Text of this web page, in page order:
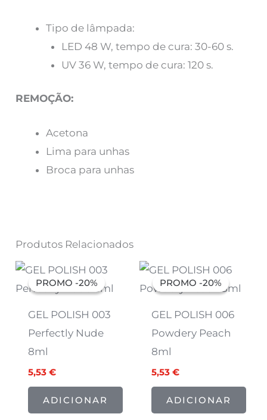
Tipo de lâmpada:
LED 48 W, tempo de cura: 30-60 s.
UV 36 W, tempo de cura: 120 s.
REMOÇÃO:
Acetona
Lima para unhas
Broca para unhas
Produtos Relacionados
PROMO -20%
PROMO -20%
GEL POLISH 003
Perfectly Nude
8ml
O
preço
original
6,91 €.
5,53 €
O
preço
atual
5,53 €.
ADICIONAR
PROMO -20%
PROMO -20%
GEL POLISH 006
Powdery Peach
8ml
O
preço
original
6,91 €.
5,53€
O
preço
atual
5,53 €.
ADICIONAR